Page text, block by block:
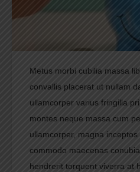
Metus morbi cubilia massa
convallis placerat ut nullam
ullamcorper varius fringilla
montes neque massa cum
ullamcorper, magna
commodo maecenas
hendrerit torquent viverra at